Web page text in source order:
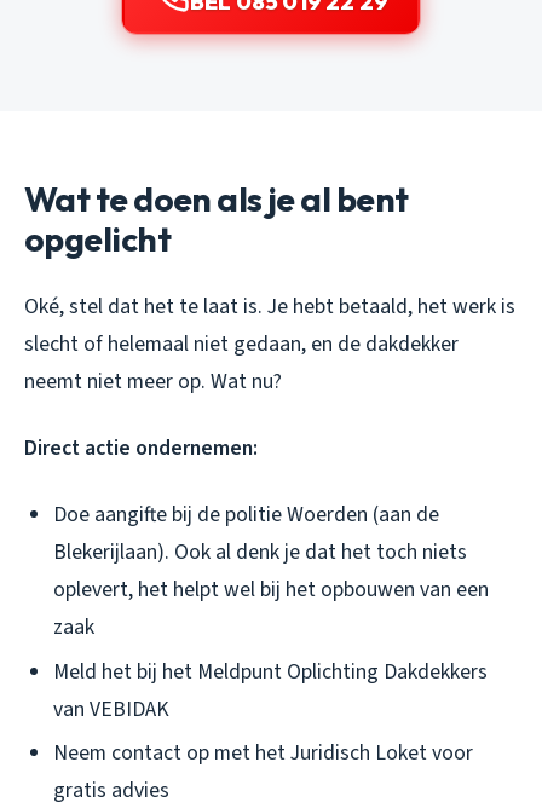
Wat te doen als je al bent
opgelicht
Oké, stel dat het te laat is. Je hebt betaald, het werk is
slecht of helemaal niet gedaan, en de dakdekker
neemt niet meer op. Wat nu?
Direct actie ondernemen:
Doe aangifte bij de politie Woerden (aan de
Blekerijlaan). Ook al denk je dat het toch niets
oplevert, het helpt wel bij het opbouwen van een
zaak
Meld het bij het Meldpunt Oplichting Dakdekkers
van VEBIDAK
Neem contact op met het Juridisch Loket voor
gratis advies